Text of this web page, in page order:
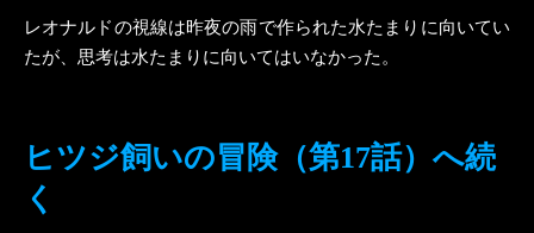
レオナルドの視線は昨夜の雨で作られた水たまりに向いてい
たが、思考は水たまりに向いてはいなかった。
ヒツジ飼いの冒険（第17話）へ続
く